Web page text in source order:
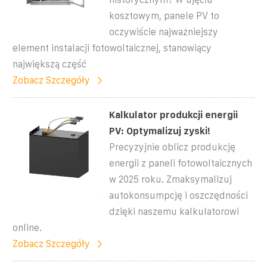
kosztowym, panele PV to
oczywiście najważniejszy
element instalacji fotowoltaicznej, stanowiący
największą część
Zobacz Szczegóły
Kalkulator produkcji energii
PV: Optymalizuj zyski!
Precyzyjnie oblicz produkcję
energii z paneli fotowoltaicznych
w 2025 roku. Zmaksymalizuj
autokonsumpcję i oszczędności
dzięki naszemu kalkulatorowi
online.
Zobacz Szczegóły